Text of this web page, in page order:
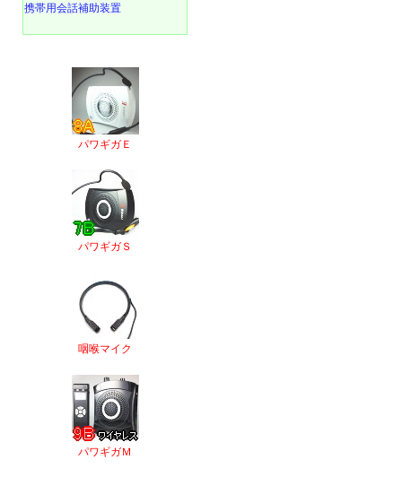
携帯用会話補助装置
パワギガＥ
パワギガＳ
咽喉マイク
パワギガＭ